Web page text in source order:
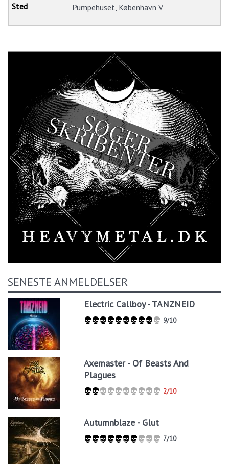
Pumpehuset, København V
SENESTE ANMELDELSER
Electric Callboy - TANZNEID
9/10
Axemaster - Of Beasts And
Plagues
2/10
Autumnblaze - Glut
7/10